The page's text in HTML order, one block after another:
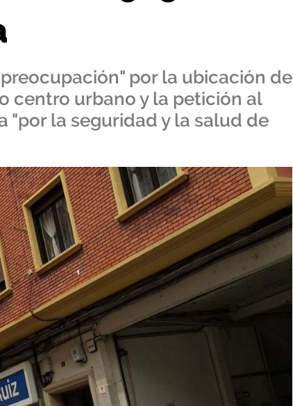
por la ubicación de
centro urbano y la petición al
"por la seguridad y la salud de